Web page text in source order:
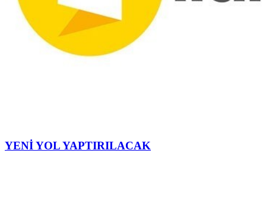
YENİ YOL YAPTIRILACAK